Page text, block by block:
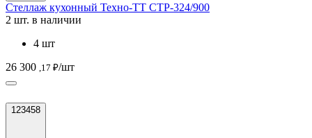
Стеллаж кухонный Техно-ТТ СТР-324/900
2 шт. в наличии
4 шт
26 300 ,17 ₽/шт
123458